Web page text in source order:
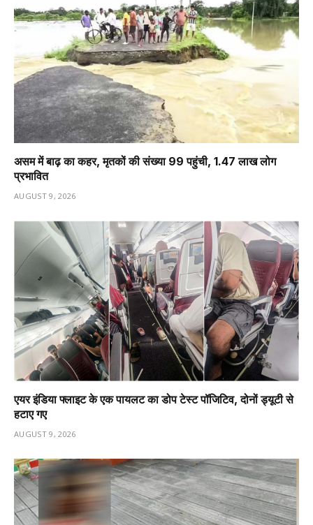
असम में बाढ़ का कहर, मृतकों की संख्या 99 पहुंची, 1.47 लाख लोग
प्रभावित
AUGUST 9, 2026
एयर इंडिया फ्लाइट के एक पायलट का डोप टेस्ट पॉजिटिव, दोनों ड्यूटी से
हटाए गए
AUGUST 9, 2026